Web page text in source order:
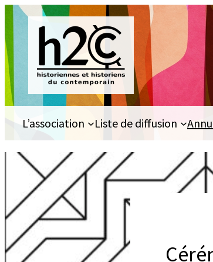
Aller
au
contenu
L’association Liste de diffusion